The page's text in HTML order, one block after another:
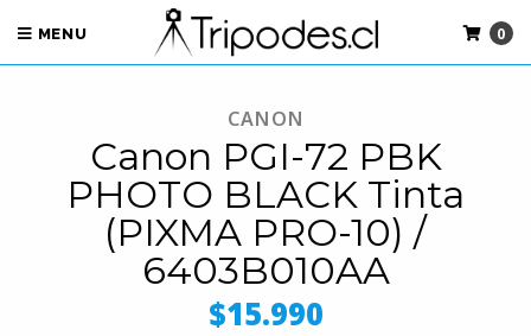
MENU 0
CANON
Canon PGI-72 PBK
PHOTO BLACK Tinta
(PIXMA PRO-10) /
6403B010AA
$15.990